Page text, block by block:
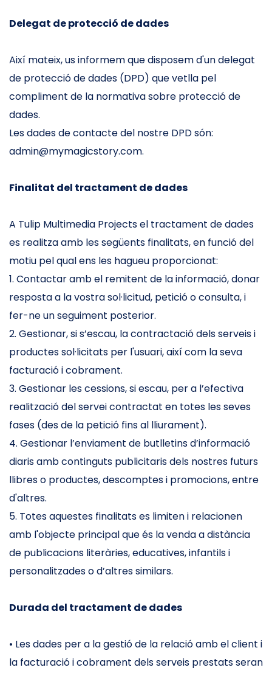
Delegat de protecció de dades
Així mateix, us informem que disposem d'un delegat
de protecció de dades (DPD) que vetlla pel
compliment de la normativa sobre protecció de
dades.
Les dades de contacte del nostre DPD són:
admin@mymagicstory.com.
Finalitat del tractament de dades
A Tulip Multimedia Projects el tractament de dades
es realitza amb les següents finalitats, en funció del
motiu pel qual ens les hagueu proporcionat:
1. Contactar amb el remitent de la informació, donar
resposta a la vostra sol·licitud, petició o consulta, i
fer-ne un seguiment posterior.
2. Gestionar, si s’escau, la contractació dels serveis i
productes sol·licitats per l'usuari, així com la seva
facturació i cobrament.
3. Gestionar les cessions, si escau, per a l’efectiva
realització del servei contractat en totes les seves
fases (des de la petició fins al lliurament).
4. Gestionar l’enviament de butlletins d’informació
diaris amb continguts publicitaris dels nostres futurs
llibres o productes, descomptes i promocions, entre
d'altres.
5. Totes aquestes finalitats es limiten i relacionen
amb l'objecte principal que és la venda a distància
de publicacions literàries, educatives, infantils i
personalitzades o d’altres similars.
Durada del tractament de dades
• Les dades per a la gestió de la relació amb el client i
la facturació i cobrament dels serveis prestats seran